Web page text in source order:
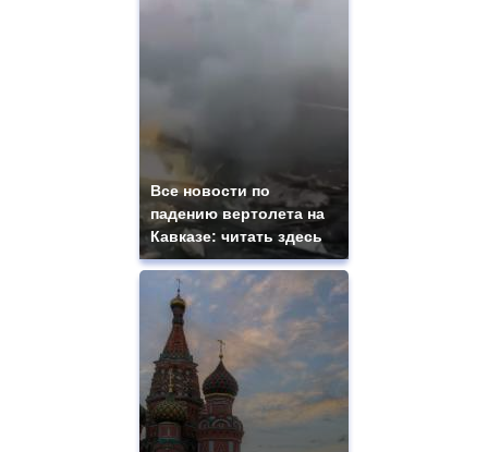
Все новости по
падению вертолета на
Кавказе: читать здесь